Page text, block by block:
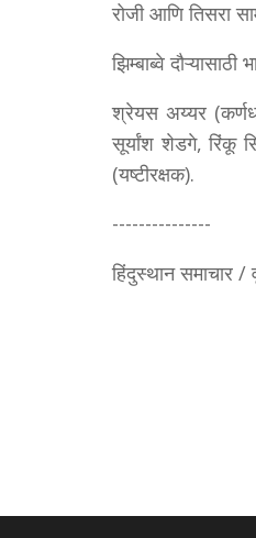
रोजी आणि तिसरा
झिम्बाब्वे
श्रेयस अय्यर
सूर्यांश शेडगे, रिंकू
(यष्टीरक्षक).
---------------
हिंदुस्थान समाचार /